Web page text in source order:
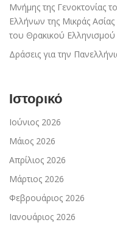
Μνήμης της Γενοκτονίας
Ελλήνων της Μικράς
του Θρακικού Ελληνισμού
Δράσεις για την
Ιστορικό
Ιούνιος 2026
Μάιος 2026
Απρίλιος 2026
Μάρτιος 2026
Φεβρουάριος 2026
Ιανουάριος 2026